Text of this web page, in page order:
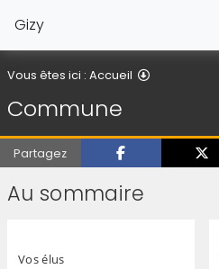
Gizy
Vous êtes ici : Accueil
Commune
Partagez
Au sommaire
Vos élus